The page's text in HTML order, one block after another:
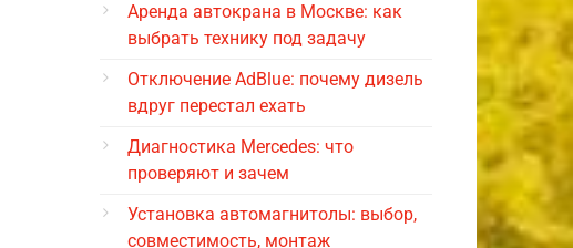
Аренда автокрана в Москве: как
выбрать технику под задачу
Отключение AdBlue: почему дизель
вдруг перестал ехать
Диагностика Mercedes: что
проверяют и зачем
Установка автомагнитолы: выбор,
совместимость, монтаж